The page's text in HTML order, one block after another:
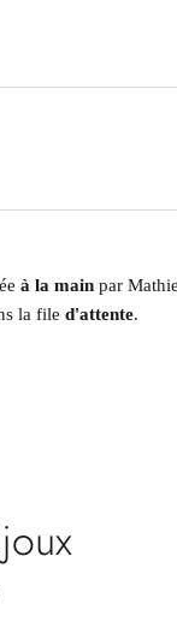
à la mainpar
la file d'attente.